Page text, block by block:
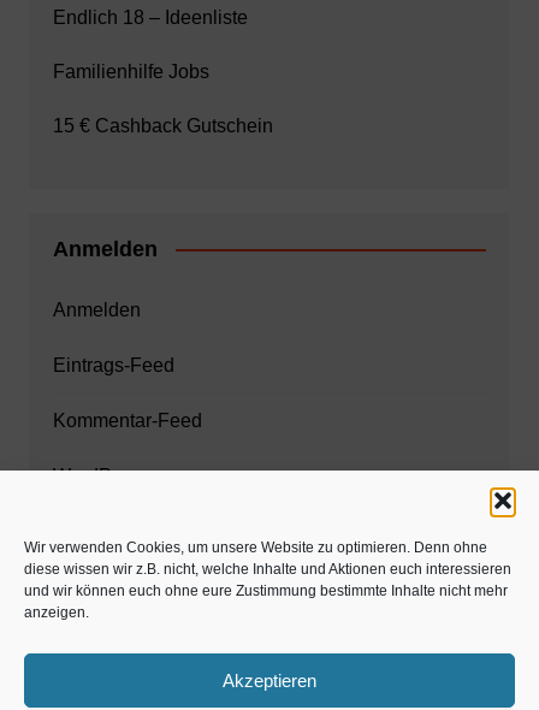
Wir verwenden Cookies, um unsere Website zu optimieren. Denn ohne
diese wissen wir z.B. nicht, welche Inhalte und Aktionen euch interessieren
und wir können euch ohne eure Zustimmung bestimmte Inhalte nicht mehr
anzeigen.
Akzeptieren
Endlich 18 – Ideenliste
Familienhilfe Jobs
15 € Cashback Gutschein
Anmelden
Anmelden
Eintrags-Feed
Kommentar-Feed
WordPress.org
Zahnarzt München
www.estaregistrierung.org – ESTA